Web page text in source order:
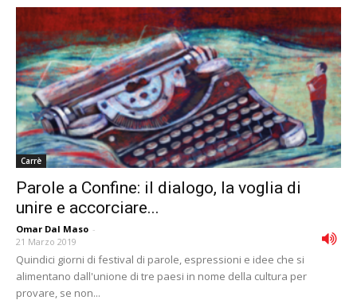
Carrè
Parole a Confine: il dialogo, la voglia di
unire e accorciare...
Omar Dal Maso -
21 Marzo 2019
Quindici giorni di festival di parole, espressioni e idee che si
alimentano dall'unione di tre paesi in nome della cultura per
provare, se non...